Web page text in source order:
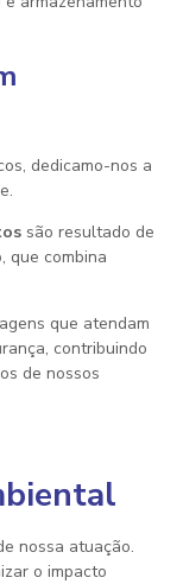
dedicamo-nos a
são resultado de
que combina
que atendam
contribuindo
de nossos
nossa atuação.
o impacto